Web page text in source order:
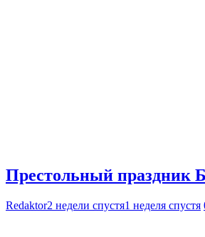
Престольный праздник
Redaktor2 недели спустя1 неделя спустя